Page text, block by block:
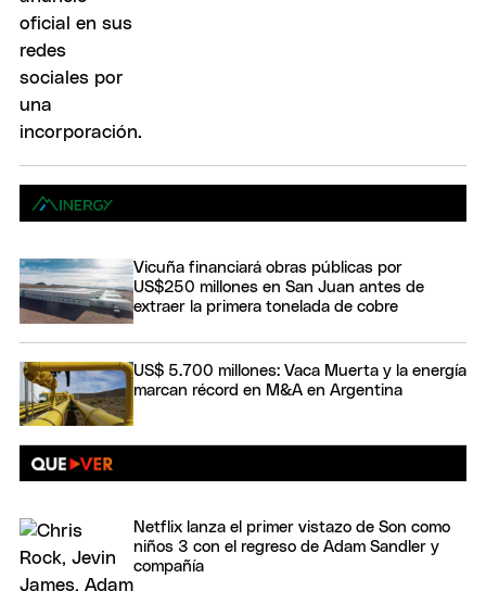
Vicuña financiará obras públicas por
US$250 millones en San Juan antes de
extraer la primera tonelada de cobre
US$ 5.700 millones: Vaca Muerta y la energía
marcan récord en M&A en Argentina
Netflix lanza el primer vistazo de Son como
niños 3 con el regreso de Adam Sandler y
compañía